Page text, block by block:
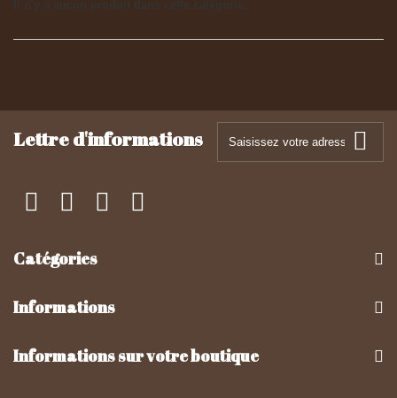
Lettre d'informations
Catégories
Informations
Informations sur votre boutique